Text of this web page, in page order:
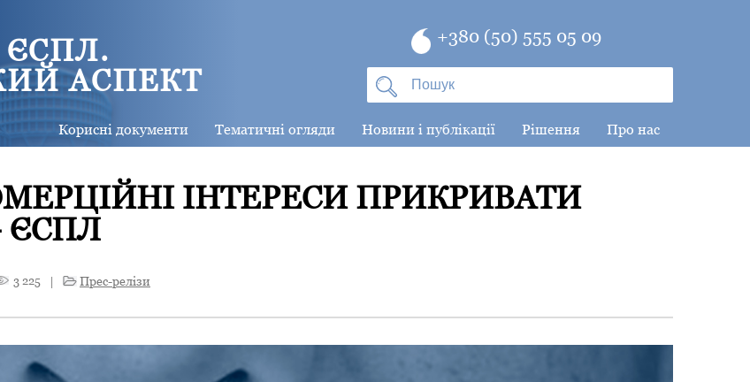
АСПЕКТ
+380 (50) 555 05 09
Корисні документи Тематичні огляди Новини і публікації Рішення Про нас
ІНТЕРЕСИ ПРИКРИВАТИ
ЄСПЛ
3 225 | Прес-релізи